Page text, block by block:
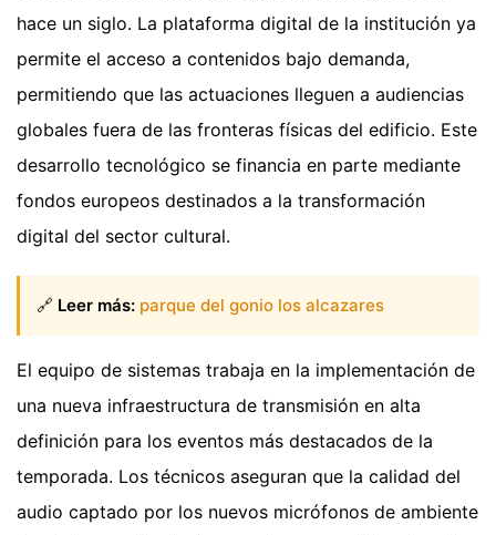
hace un siglo. La plataforma digital de la institución ya
permite el acceso a contenidos bajo demanda,
permitiendo que las actuaciones lleguen a audiencias
globales fuera de las fronteras físicas del edificio. Este
desarrollo tecnológico se financia en parte mediante
fondos europeos destinados a la transformación
digital del sector cultural.
🔗 Leer más: parque del gonio los alcazares
El equipo de sistemas trabaja en la implementación de
una nueva infraestructura de transmisión en alta
definición para los eventos más destacados de la
temporada. Los técnicos aseguran que la calidad del
audio captado por los nuevos micrófonos de ambiente